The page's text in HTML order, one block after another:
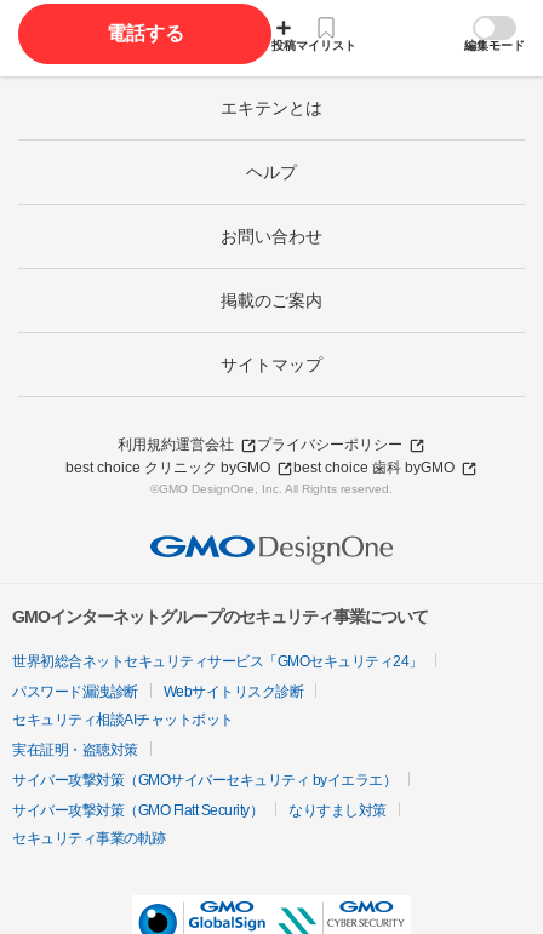
電話する
投稿マイリスト 編集モード
エキテンとは
ヘルプ
お問い合わせ
掲載のご案内
サイトマップ
利用規約運営会社
プライバシーポリシー
best choice クリニック byGMO
best choice 歯科 byGMO
©GMO DesignOne, Inc. All Rights reserved.
GMOインターネットグループのセキュリティ事業について
世界初総合ネットセキュリティサービス「GMOセキュリティ24」
パスワード漏洩診断
Webサイトリスク診断
セキュリティ相談AIチャットボット
実在証明・盗聴対策
サイバー攻撃対策（GMOサイバーセキュリティ byイエラエ）
サイバー攻撃対策（GMO Flatt Security）
なりすまし対策
セキュリティ事業の軌跡